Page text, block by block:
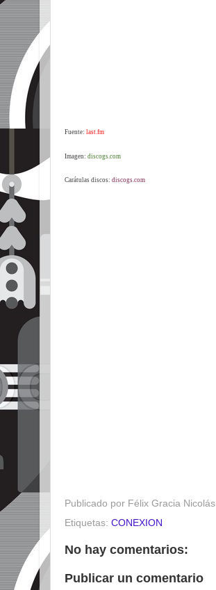
Fuente: last.fm
Imagen: discogs.com
Carátulas discos: discogs.com
Publicado por Félix Gracia Nicolás
Etiquetas: CONEXION
No hay comentarios:
Publicar un comentario